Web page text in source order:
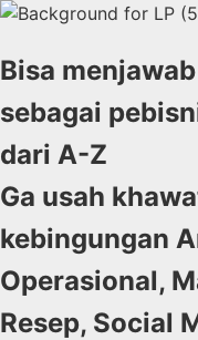
Bisa
sebagai
dari A-Z
Ga usah
kebingungan
Operasional,
Resep, Social